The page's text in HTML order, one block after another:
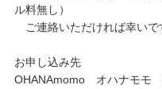
ル料無し）
ご連絡いただければ幸いで
お申し込み先
OHANAmomo オハナモモ